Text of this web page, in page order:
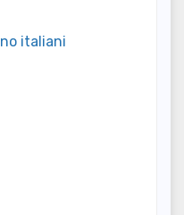
italiani